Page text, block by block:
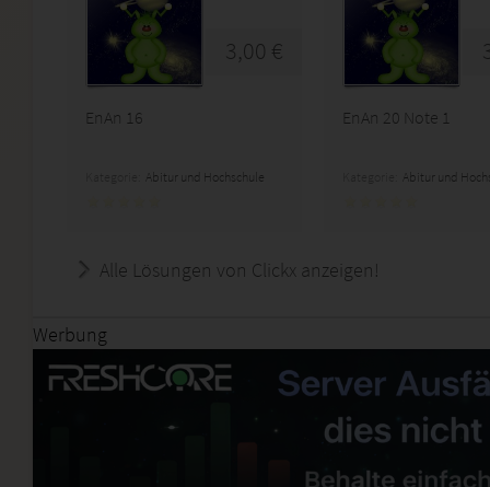
3,00 €
EnAn 16
Abitur und Hochschule
EnAn 20 Note 1
Abitur und
Alle Lösungen von Clickx anzeigen!
Werbung